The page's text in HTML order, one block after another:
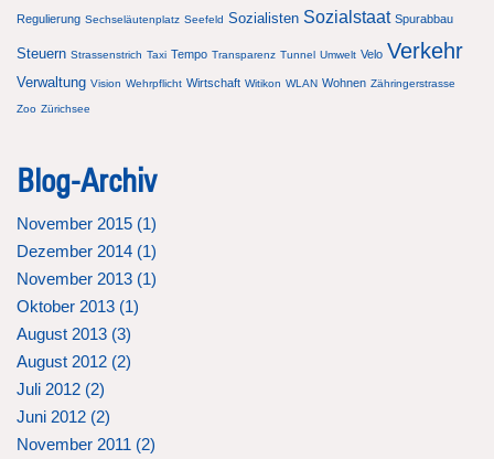
Regulierung Sechseläutenplatz Seefeld Sozialisten Sozialstaat Spurabbau
Steuern Strassenstrich Taxi Tempo Transparenz Tunnel Umwelt Velo Verkehr
Verwaltung Vision Wehrpflicht Wirtschaft Witikon WLAN Wohnen Zähringerstrasse
Zoo Zürichsee
Blog-Archiv
November 2015 (1)
Dezember 2014 (1)
November 2013 (1)
Oktober 2013 (1)
August 2013 (3)
August 2012 (2)
Juli 2012 (2)
Juni 2012 (2)
November 2011 (2)